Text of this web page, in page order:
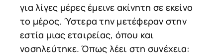
για λίγες μέρες έμεινε ακίνητη σε εκείνο
το μέρος. Ύστερα την μετέφεραν στην
εστία μιας εταιρείας, όπου και
νοσηλεύτηκε. Όπως λέει στη συνέχεια: